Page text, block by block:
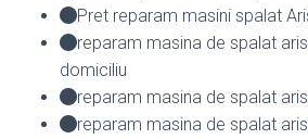
Pret reparam masini spalat
reparam masina de spalat
domiciliu
reparam masina de spalat
reparam masina de spalat